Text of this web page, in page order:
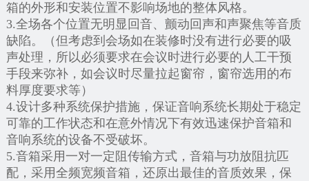
箱的外形和安装位置不影响场地的整体风格。
3.全场各个位置无明显回音、颤动回声和声聚焦等音质
缺陷。（但考虑到会场如在装修时没有进行必要的吸
声处理，所以必须要求在会议时进行必要的人工干预
手段来弥补，如会议时尽量拉起窗帘，窗帘选用的布
料厚度要求等）
4.设计多种系统保护措施，保证音响系统长期处于稳定
可靠的工作状态和在意外情况下有效迅速保护音箱和
音响系统的设备不受破坏。
5.音箱采用一对一定阻传输方式，音箱与功放阻抗匹
配，采用全频宽频音箱，还原出最佳的音质效果，保